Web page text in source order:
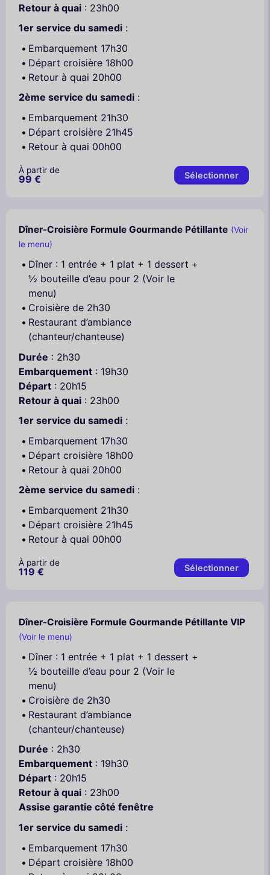
Retour à quai : 23h00
1er service du samedi :
Embarquement 17h30
Départ croisière 18h00
Retour à quai 20h00
2ème service du samedi :
Embarquement 21h30
Départ croisière 21h45
Retour à quai 00h00
À partir de
99 € Sélectionner
Dîner-Croisière Formule Gourmande Pétillante (Voir
le menu)
Dîner : 1 entrée + 1 plat + 1 dessert +
½ bouteille d’eau pour 2 (Voir le
menu)
Croisière de 2h30
Restaurant d’ambiance
(chanteur/chanteuse)
Durée : 2h30
Embarquement : 19h30
Départ : 20h15
Retour à quai : 23h00
1er service du samedi :
Embarquement 17h30
Départ croisière 18h00
Retour à quai 20h00
2ème service du samedi :
Embarquement 21h30
Départ croisière 21h45
Retour à quai 00h00
À partir de
119 € Sélectionner
Dîner-Croisière Formule Gourmande Pétillante VIP
(Voir le menu)
Dîner : 1 entrée + 1 plat + 1 dessert +
½ bouteille d’eau pour 2 (Voir le
menu)
Croisière de 2h30
Restaurant d’ambiance
(chanteur/chanteuse)
Durée : 2h30
Embarquement : 19h30
Départ : 20h15
Retour à quai : 23h00
Assise garantie côté fenêtre
1er service du samedi :
Embarquement 17h30
Départ croisière 18h00